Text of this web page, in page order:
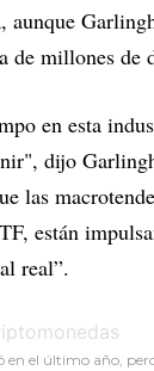
aunque
de millones de
en esta
dijo
las
están
real”.
en el último año,